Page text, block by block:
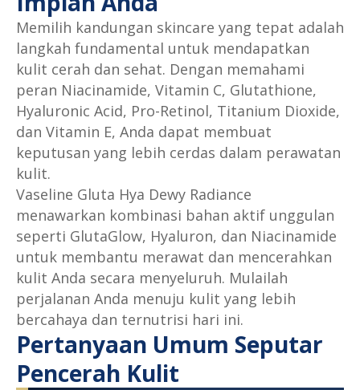
Memilih kandungan skincare yang tepat adalah
langkah fundamental untuk mendapatkan
kulit cerah dan sehat. Dengan memahami
peran Niacinamide, Vitamin C, Glutathione,
Hyaluronic Acid, Pro-Retinol, Titanium Dioxide,
dan Vitamin E, Anda dapat membuat
keputusan yang lebih cerdas dalam perawatan
kulit.
Vaseline Gluta Hya Dewy Radiance
menawarkan kombinasi bahan aktif unggulan
seperti GlutaGlow, Hyaluron, dan Niacinamide
untuk membantu merawat dan mencerahkan
kulit Anda secara menyeluruh. Mulailah
perjalanan Anda menuju kulit yang lebih
bercahaya dan ternutrisi hari ini.
Pertanyaan Umum Seputar
Pencerah Kulit